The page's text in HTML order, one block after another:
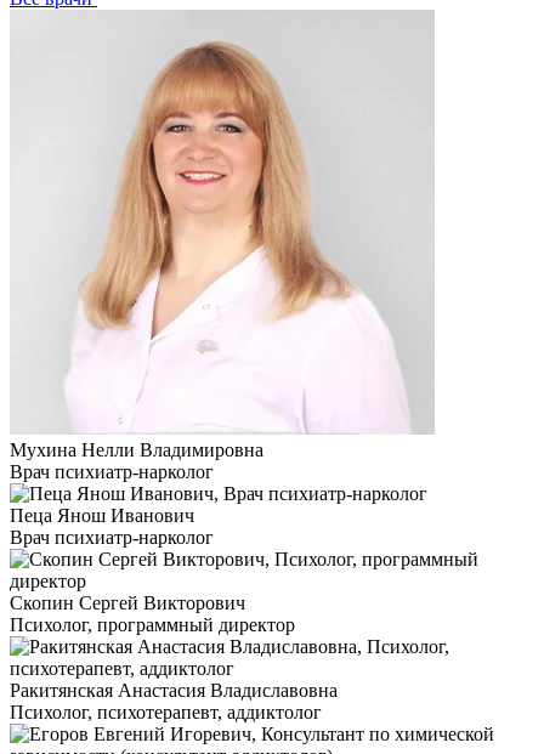
Мухина Нелли Владимировна
Врач психиатр-нарколог
Пеца Янош Иванович
Врач психиатр-нарколог
Скопин Сергей Викторович
Психолог, программный директор
Ракитянская Анастасия Владиславовна
Психолог, психотерапевт, аддиктолог